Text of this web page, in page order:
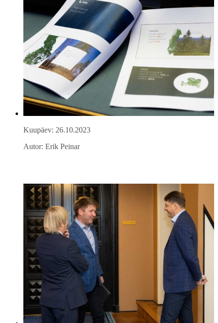
Kuupäev: 26.10.2023
Autor: Erik Peinar